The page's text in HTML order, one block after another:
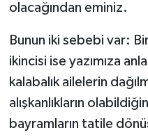
olacağından eminiz.
Bunun iki sebebi var:
ikincisi ise yazımıza
kalabalık ailelerin
alışkanlıkların
bayramların tatile